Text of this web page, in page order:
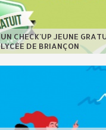
UN CHECK'UP JEUNE
LYCÉE DE BRIANÇON